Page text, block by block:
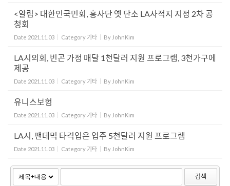
<알림> 대한인국민회, 흥사단 옛 단소 LA사적지 지정 2차 공
청회
Date 2021.11.03 Category 기타 By JohnKim
LA시의회, 빈곤 가정 매달 1천달러 지원 프로그램, 3천가구에
제공
Date 2021.11.03 Category 기타 By JohnKim
유니스보험
Date 2021.11.03 Category 기타 By JohnKim
LA시, 팬데믹 타격입은 업주 5천달러 지원 프로그램
Date 2021.11.03 Category 기타 By JohnKim
검색